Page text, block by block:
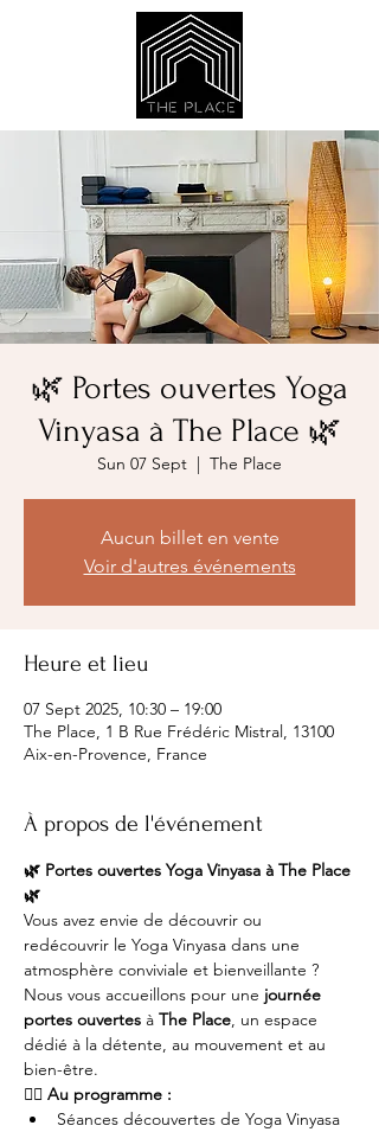
🌿 Portes ouvertes Yoga
Vinyasa à The Place 🌿
Sun 07 Sept
  |
The Place
Aucun billet en vente
Voir d'autres événements
Heure et lieu
07 Sept 2025, 10:30 – 19:00
The Place, 1 B Rue Frédéric Mistral, 13100
Aix-en-Provence, France
À propos de l'événement
🌿 Portes ouvertes Yoga Vinyasa à The Place
🌿
Vous avez envie de découvrir ou
redécouvrir le Yoga Vinyasa dans une
atmosphère conviviale et bienveillante ?
Nous vous accueillons pour une journée
portes ouvertes à The Place, un espace
dédié à la détente, au mouvement et au
bien-être.
🧘‍♀️ Au programme :
Séances découvertes de Yoga Vinyasa